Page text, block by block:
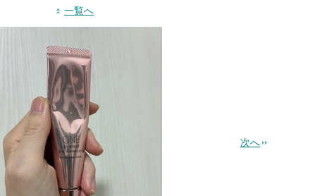
一覧へ
次へ